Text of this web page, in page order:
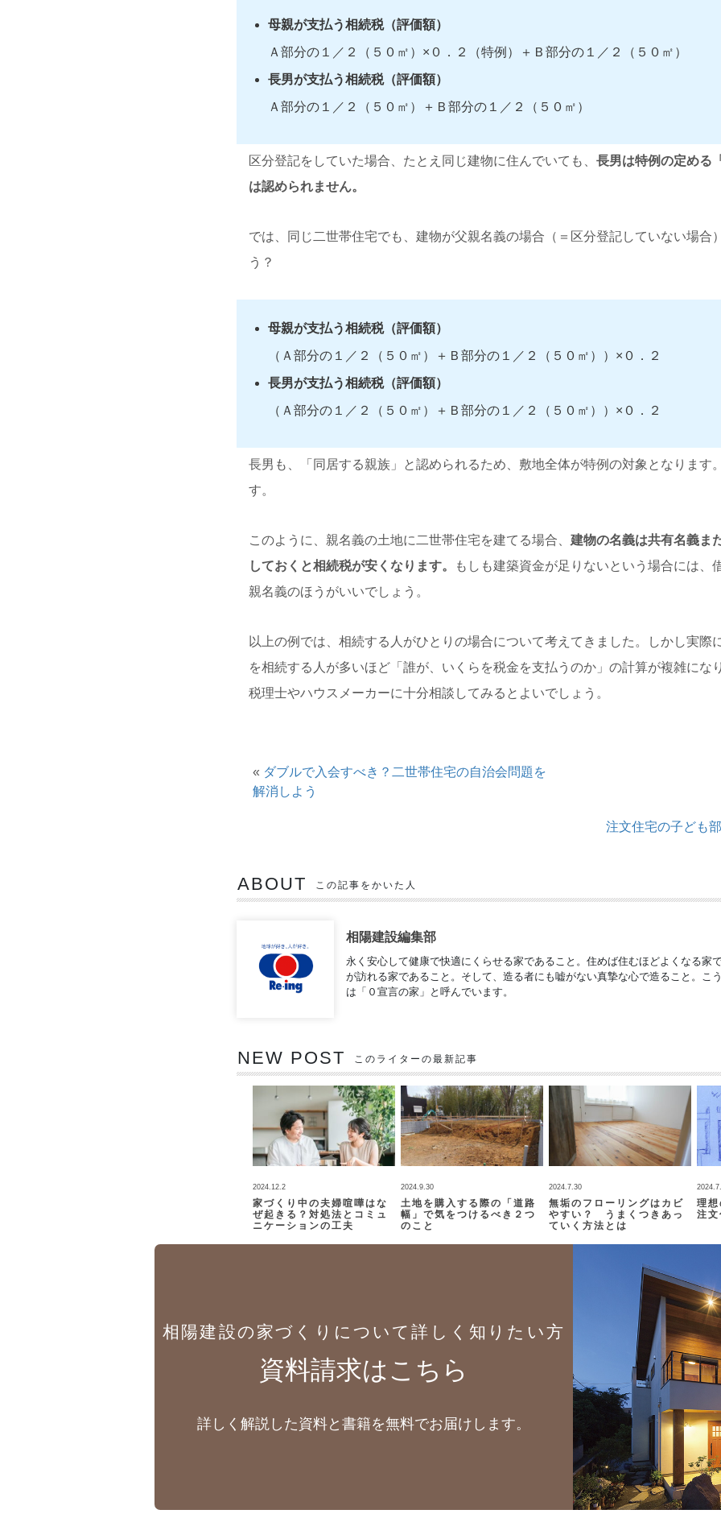
母親が支払う相続税（評価額）
Ａ部分の１／２（５０㎡）×０．２（特例）＋Ｂ部分の１／２（５０㎡）
長男が支払う相続税（評価額）
Ａ部分の１／２（５０㎡）＋Ｂ部分の１／２（５０㎡）
区分登記をしていた場合、たとえ同じ建物に住んでいても、 長男は特例の定める
は認められません。
では、同じ二世帯住宅でも、建物が父親名義の場合（＝区分登記していない場合
う？
母親が支払う相続税（評価額）
（Ａ部分の１／２（５０㎡）＋Ｂ部分の１／２（５０㎡））×０．２
長男が支払う相続税（評価額）
（Ａ部分の１／２（５０㎡）＋Ｂ部分の１／２（５０㎡））×０．２
長男も、「同居する親族」と認められるため、敷地全体が特例の対象となります
す。
このように、親名義の土地に二世帯住宅を建てる場合、 建物の名義は共有名義ま
しておくと相続税が安くなります。
もしも建築資金が足りないという場合には、
親名義のほうがいいでしょう。
以上の例では、相続する人がひとりの場合について考えてきました。しかし実際
を相続する人が多いほど「誰が、いくらを税金を支払うのか」の計算が複雑にな
税理士やハウスメーカーに十分相談してみるとよいでしょう。
« ダブルで入会すべき？二世帯住宅の自治会問題を
解消しよう
注文住宅の子ども
ABOUT この記事をかいた人
相陽建設編集部
永く安心して健康で快適にくらせる家であること。住めば住むほどよくなる家
が訪れる家であること。そして、造る者にも嘘がない真摯な心で造ること。こ
は「０宣言の家」と呼んでいます。
NEW POST このライターの最新記事
2024.12.2
家づくり中の夫婦喧嘩はな
ぜ起きる？対処法とコミュ
ニケーションの工夫
2024.9.30
土地を購入する際の「道路
幅」で気をつけるべき２つ
のこと
2024.7.30
無垢のフローリングはカビ
やすい？ うまくつきあっ
ていく方法とは
理
注
相陽建設の家づくりについて詳しく知りたい方
資料請求はこちら
詳しく解説した資料と書籍を無料でお届けします。